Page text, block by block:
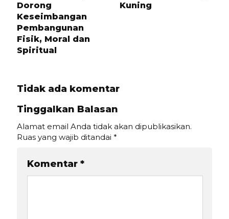
Dorong
Keseimbangan
Pembangunan
Fisik, Moral dan
Spiritual
Kuning
Tidak ada komentar
Tinggalkan Balasan
Alamat email Anda tidak akan dipublikasikan.
Ruas yang wajib ditandai *
Komentar *